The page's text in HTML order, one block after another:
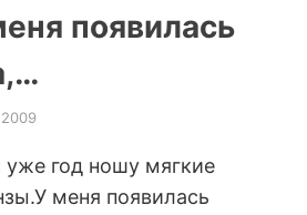
появилась
уже год ношу мягкие
меня появилась